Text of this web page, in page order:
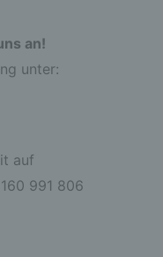
an!
unter:
auf
991 806